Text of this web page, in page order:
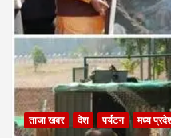
ताजा खबर देश पर्यटन मध्य